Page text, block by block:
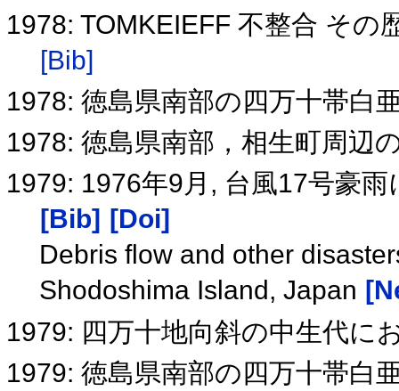
1978: TOMKEIEFF 不整合 そ
[Bib]
1978: 徳島県南部の四万十帯白
1978: 徳島県南部，相生町周辺
1979: 1976年9月, 台風17号豪
[Bib]
[Doi]
Debris flow and other
Shodoshima Island, Japan
1979: 四万十地向斜の中生代に
1979: 徳島県南部の四万十帯白